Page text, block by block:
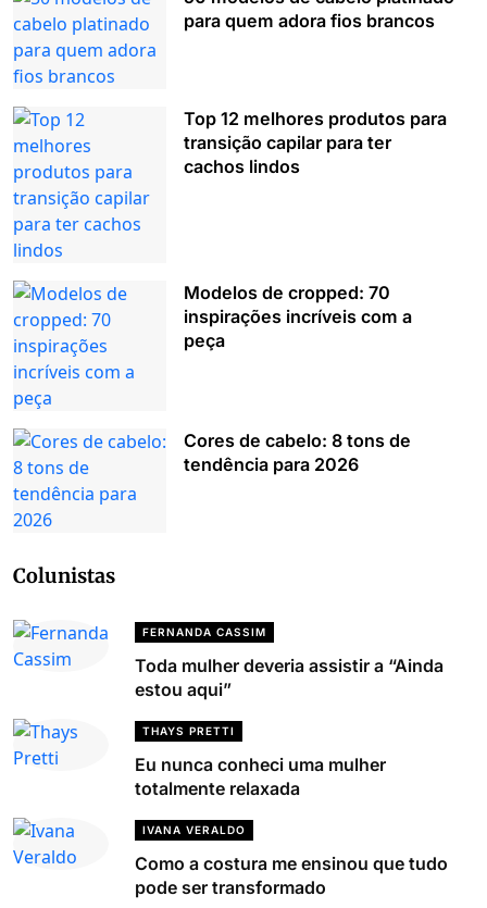
para quem adora fios brancos
Top 12 melhores produtos para
transição capilar para ter
cachos lindos
Modelos de cropped: 70
inspirações incríveis com a
peça
Cores de cabelo: 8 tons de
tendência para 2026
Colunistas
FERNANDA CASSIM
Toda mulher deveria assistir a “Ainda
estou aqui”
THAYS PRETTI
Eu nunca conheci uma mulher
totalmente relaxada
IVANA VERALDO
Como a costura me ensinou que tudo
pode ser transformado